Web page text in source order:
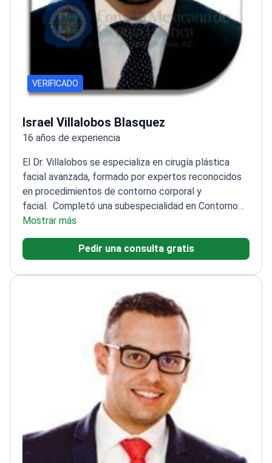
VERIFICADO
Israel Villalobos Blasquez
16 años de experiencia
El Dr. Villalobos se especializa en cirugía plástica
facial avanzada, formado por expertos reconocidos
en procedimientos de contorno corporal y
facial. Completó una subespecialidad en Contorno
Corporal y Cirugía Plástica Facial Avanzada
plástico certificado con amplia formación en
Miembro de la Sociedad Internacional de
Innovare, un centro líder en procedimientos
Mostrar más
Pedir una consulta gratis